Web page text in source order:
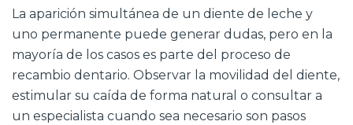
La aparición simultánea de un diente de leche y
uno permanente puede generar dudas, pero en la
mayoría de los casos es parte del proceso de
recambio dentario. Observar la movilidad del diente,
estimular su caída de forma natural o consultar a
un especialista cuando sea necesario son pasos